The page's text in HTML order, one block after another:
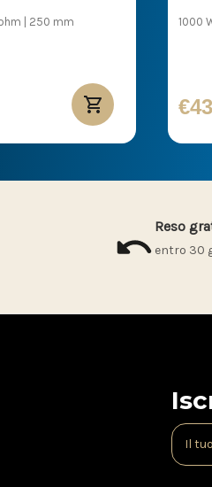
| 250 mm 1000
Reso
entro 30
I
n